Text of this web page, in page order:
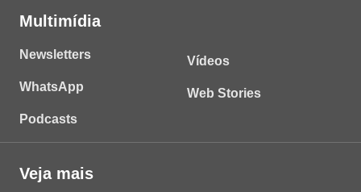
Multimídia
Newsletters
WhatsApp
Podcasts
Vídeos
Web Stories
Veja mais